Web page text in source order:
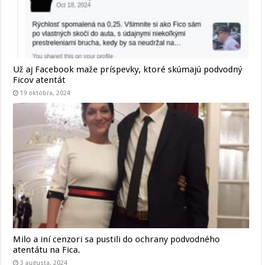
Už aj Facebook maže príspevky, ktoré skúmajú podvodný
Ficov atentát
19 októbra, 2024
Milo a iní cenzori sa pustili do ochrany podvodného
atentátu na Fica.
3 augusta, 2024